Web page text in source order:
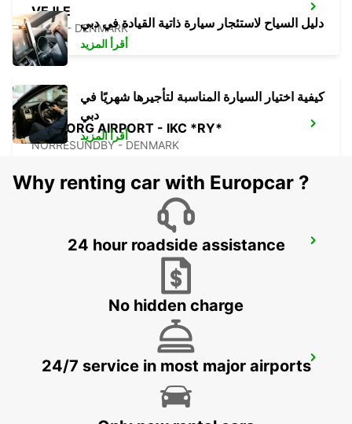
VEJLE
VEJLE - DENMARK
AALBORG AIRPORT - IKC *RY*
NORRESUNDBY - DENMARK
ODENSE - IKC
HERNING - IKC
دليل السياح لاستئجار سيارة ذاتية القيادة في دبي
أقرأ المزيد
كيفية اختيار السيارة المناسبة لتأجيرها شهريًا في
دبي
أقرأ المزيد
Why renting car with Europcar ?
24 hour roadside assistance
No hidden charge
24/7 service in most major airports